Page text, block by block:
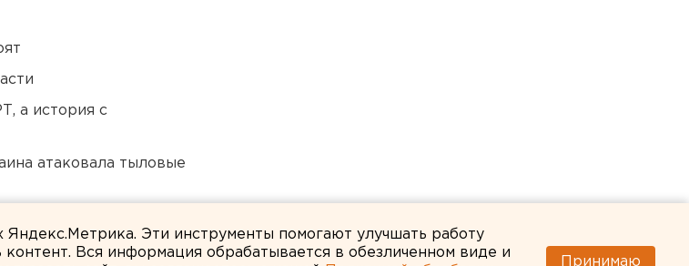
а история с
атаковала тыловые
Эти инструменты помогают улучшать работу
Вся информация обрабатывается в обезличенном виде и
Принимаю